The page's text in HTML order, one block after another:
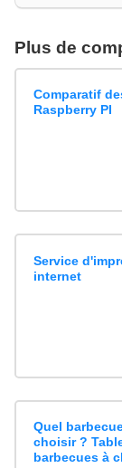
Plus de
Comparatif
Raspberry PI
Service
internet
Quel
choisir ?
barbecues à